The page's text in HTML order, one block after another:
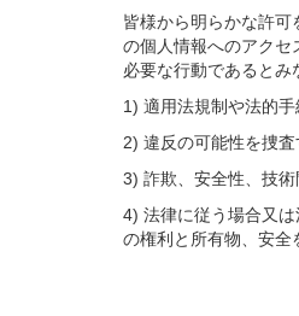
皆様から明らかな許
の個人情報へのアクセ
必要な行動であるとみ
1) 適用法規制や法的
2) 違反の可能性を捜
3) 詐欺、安全性、技
4) 法律に従う場合又
の権利と所有物、安全